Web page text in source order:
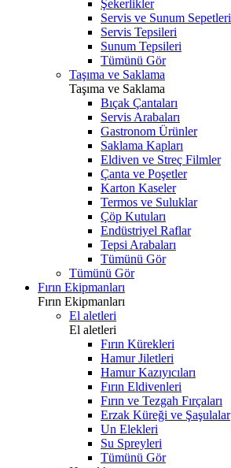
Şekerlikler
Servis ve Sunum Sepetleri
Servis Tepsileri
Sunum Tepsileri
Tümünü Gör
Taşıma ve Saklama
Taşıma ve Saklama
Bıçak Çantaları
Servis Arabaları
Gastronom Ürünler
Saklama Kapları
Eldiven ve Streç Filmler
Çanta ve Poşetler
Karton Kaseler
Termos ve Suluklar
Çöp Kutuları
Endüstriyel Raflar
Tepsi Arabaları
Tümünü Gör
Tümünü Gör
Fırın Ekipmanları
Fırın Ekipmanları
El aletleri
El aletleri
Fırın Kürekleri
Hamur Jiletleri
Hamur Kazıyıcıları
Fırın Eldivenleri
Fırın ve Tezgah Fırçaları
Erzak Küreği ve Şaşulalar
Un Elekleri
Su Spreyleri
Tümünü Gör